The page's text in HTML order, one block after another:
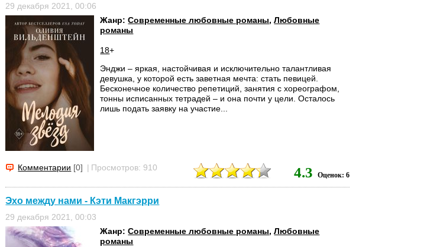
29 декабря 2021, 00:06
Жанр:Современные любовные романы,Любовные
романы
18+
Энджи – яркая, настойчивая и исключительно талантливая
девушка, у которой есть заветная мечта: стать певицей.
Бесконечное количество репетиций, занятия с хореографом,
тонны исписанных тетрадей – и она почти у цели. Осталось
лишь подать заявку на участие...
Комментарии [0] | Просмотров: 910 4.3 Оценок: 6
Эхо между нами - Кэти Макгэрри
29 декабря 2021, 00:03
Жанр:Современные любовные романы,Любовные
романы